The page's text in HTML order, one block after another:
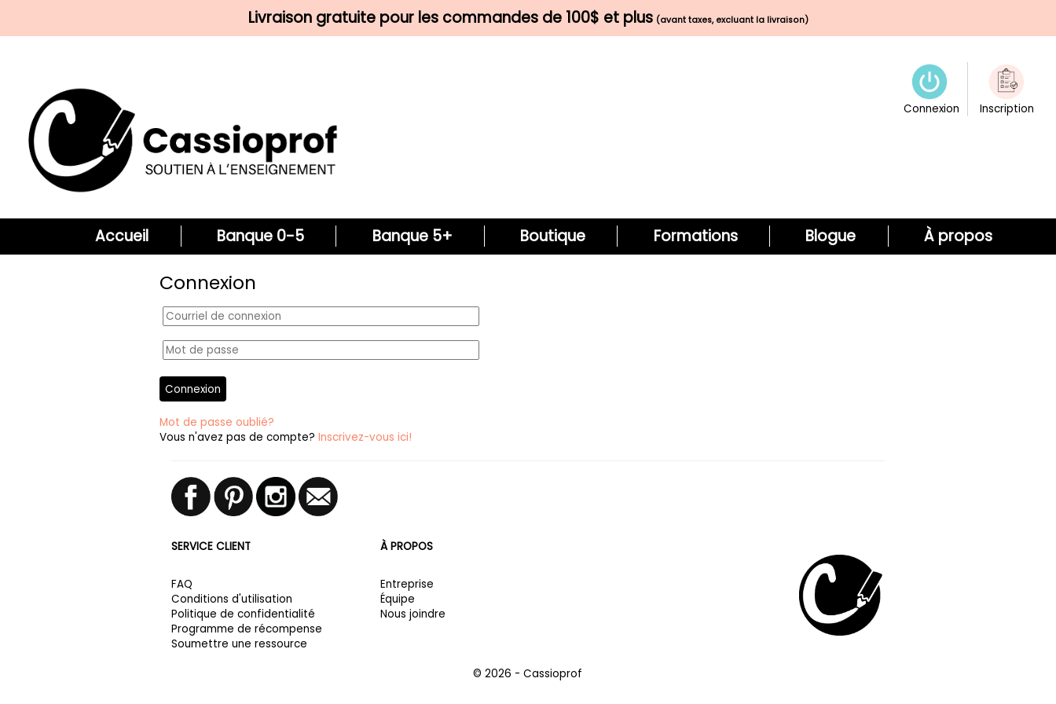
Livraison gratuite pour les commandes de 100$ et plus (avant taxes, excluant la livraison)
Connexion Inscription
Accueil Banque 0-5 Banque 5+ Boutique Formations Blogue À propos
Connexion
Connexion
Mot de passe oublié?
Vous n'avez pas de compte?Inscrivez-vous ici!
SERVICE CLIENT
FAQ
Conditions d'utilisation
Politique de confidentialité
Programme de récompense
Soumettre une ressource
À PROPOS
Entreprise
Équipe
Nous joindre
© 2026 - Cassioprof